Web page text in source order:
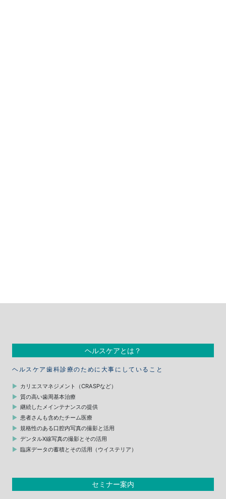
ヘルスケアとは？
ヘルスケア歯科診療のために大事にしていること
カリエスマネジメント（CRASPなど）
質の高い歯周基本治療
継続したメインテナンスの提供
患者さんも含めたチーム医療
規格性のある口腔内写真の撮影と活用
デンタルX線写真の撮影とその活用
臨床データの蓄積とその活用（ウイステリア）
セミナー案内